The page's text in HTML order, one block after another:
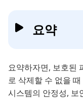
요약
요약하자면, 보호된
로 삭제할 수 없을
시스템의 안정성, 보